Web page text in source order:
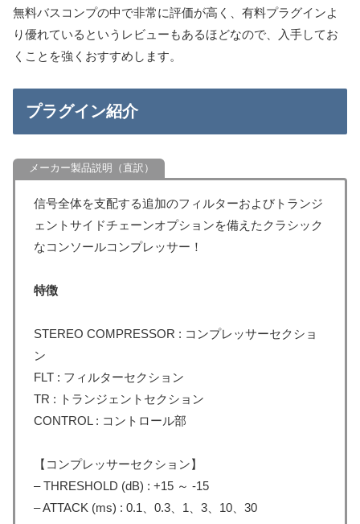
無料バスコンプの中で非常に評価が高く、有料プラグインよ
り優れているというレビューもあるほどなので、入手してお
くことを強くおすすめします。
プラグイン紹介
信号全体を支配する追加のフィルターおよびトランジ
ェントサイドチェーンオプションを備えたクラシック
なコンソールコンプレッサー！
特徴
STEREO COMPRESSOR : コンプレッサーセクショ
ン
FLT : フィルターセクション
TR : トランジェントセクション
CONTROL : コントロール部
【コンプレッサーセクション】
– THRESHOLD (dB) : +15 ～ -15
– ATTACK (ms) : 0.1、0.3、1、3、10、30